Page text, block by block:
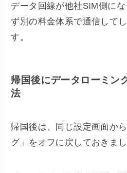
データ回線が他社SIM側に
ず別の料金体系で通信して
す。
帰国後にデータローミン
法
帰国後は、同じ設定画面か
グ」をオフに戻しておきまし